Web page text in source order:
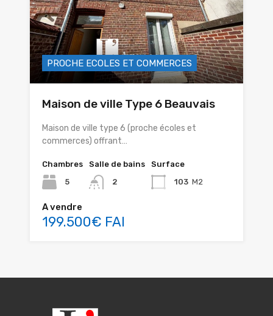
PROCHE ECOLES ET COMMERCES
Maison de ville Type 6 Beauvais
Maison de ville type 6 (proche écoles et
commerces) offrant…
Chambres
5
Salle de bains
2
Surface
103 M2
A vendre
199.500€ FAI